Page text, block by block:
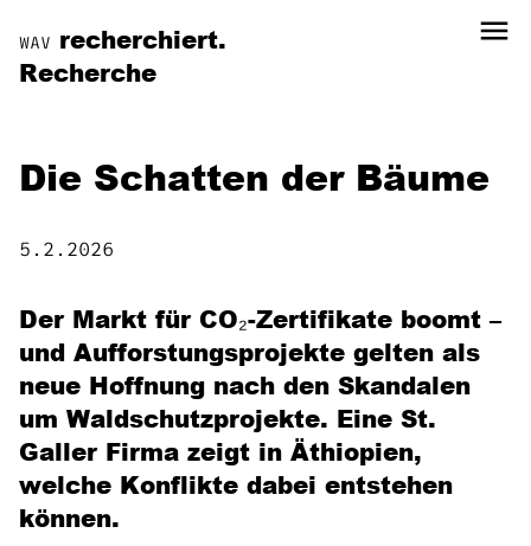
WAV recherchiert. menu
Recherche
Die Schatten der Bäume
5.2.2026
Der Markt für CO₂-Zertifikate boomt –
und Aufforstungsprojekte gelten als
neue Hoffnung nach den Skandalen
um Waldschutzprojekte. Eine St.
Galler Firma zeigt in Äthiopien,
welche Konflikte dabei entstehen
können.